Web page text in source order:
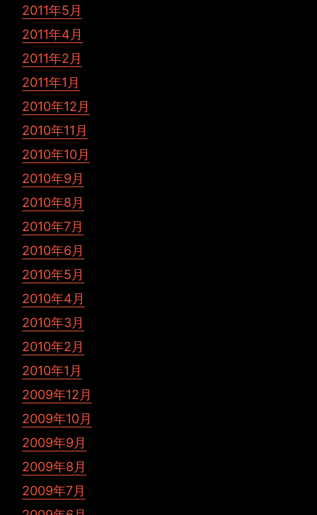
2011年5月
2011年4月
2011年2月
2011年1月
2010年12月
2010年11月
2010年10月
2010年9月
2010年8月
2010年7月
2010年6月
2010年5月
2010年4月
2010年3月
2010年2月
2010年1月
2009年12月
2009年10月
2009年9月
2009年8月
2009年7月